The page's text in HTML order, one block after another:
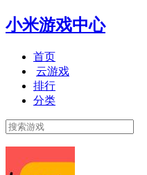
小米游戏中心
首页
云游戏
排行
分类